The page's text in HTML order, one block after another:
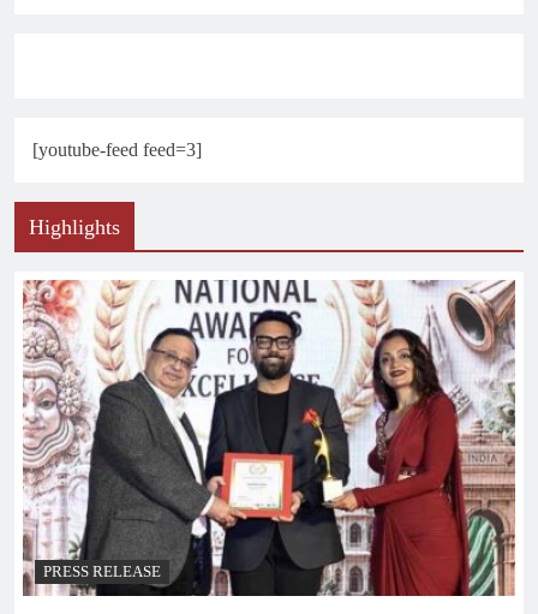
[youtube-feed feed=3]
Highlights
PRESS RELEASE